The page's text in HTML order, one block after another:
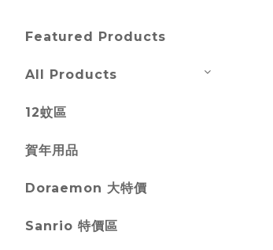
Featured Products
All Products
12蚊區
賀年用品
Doraemon 大特價
Sanrio 特價區